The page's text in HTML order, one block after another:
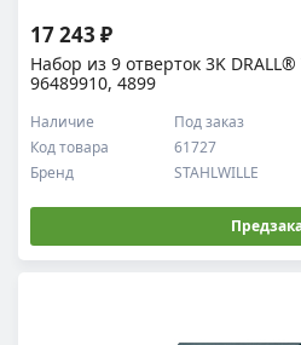
Набор из 9 отверток 3K DRALL®
96489910, 4899
Код товара 61727
Наличие Под заказ
Бренд STAHLWILLE
17 243 ₽